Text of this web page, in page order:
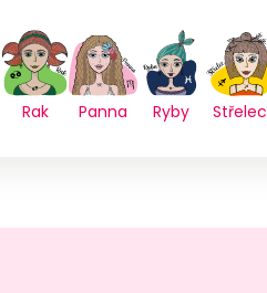
Rak Panna Ryby Střelec